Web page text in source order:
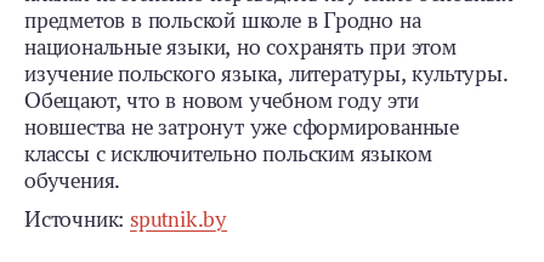
предметов в польской школе в Гродно на
национальные языки, но сохранять при этом
изучение польского языка, литературы, культуры.
Обещают, что в новом учебном году эти
новшества не затронут уже сформированные
классы с исключительно польским языком
обучения.
Источник:sputnik.by